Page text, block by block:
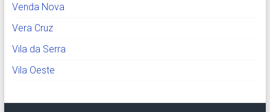
Venda Nova
Vera Cruz
Vila da Serra
Vila Oeste